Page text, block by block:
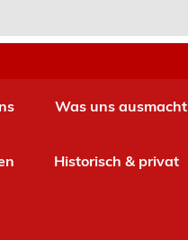
Was uns ausmacht
Historisch & privat